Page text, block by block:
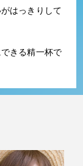
はっきりして
きる精一杯で